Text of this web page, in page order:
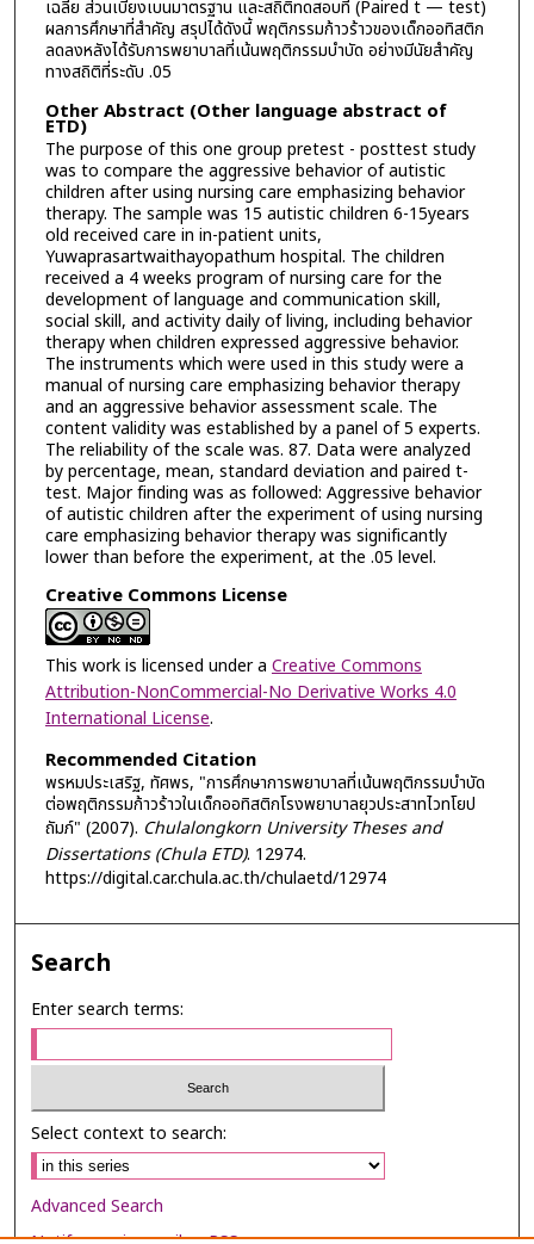
เฉลี่ย ส่วนเบี่ยงเบนมาตรฐาน และสถิติทดสอบที (Paired t — test)
ผลการศึกษาที่สำคัญ สรุปได้ดังนี้ พฤติกรรมก้าวร้าวของเด็กออทิสติก
ลดลงหลังได้รับการพยาบาลที่เน้นพฤติกรรมบำบัด อย่างมีนัยสำคัญ
ทางสถิติที่ระดับ .05
Other Abstract (Other language abstract of
ETD)
The purpose of this one group pretest - posttest study
was to compare the aggressive behavior of autistic
children after using nursing care emphasizing behavior
therapy. The sample was 15 autistic children 6-15years
old received care in in-patient units,
Yuwaprasartwaithayopathum hospital. The children
received a 4 weeks program of nursing care for the
development of language and communication skill,
social skill, and activity daily of living, including behavior
therapy when children expressed aggressive behavior.
The instruments which were used in this study were a
manual of nursing care emphasizing behavior therapy
and an aggressive behavior assessment scale. The
content validity was established by a panel of 5 experts.
The reliability of the scale was. 87. Data were analyzed
by percentage, mean, standard deviation and paired t-
test. Major finding was as followed: Aggressive behavior
of autistic children after the experiment of using nursing
care emphasizing behavior therapy was significantly
lower than before the experiment, at the .05 level.
Creative Commons License
This work is licensed under a Creative Commons
Attribution-NonCommercial-No Derivative Works 4.0
International License.
Recommended Citation
พรหมประเสริฐ, ทัศพร, "การศึกษาการพยาบาลที่เน้นพฤติกรรมบำบัด
ต่อพฤติกรรมก้าวร้าวในเด็กออทิสติกโรงพยาบาลยุวประสาทไวทโยป
ถัมภ์" (2007). Chulalongkorn University Theses and
Dissertations (Chula ETD). 12974.
https://digital.car.chula.ac.th/chulaetd/12974
Search
Enter search terms:
Select context to search:
Advanced Search